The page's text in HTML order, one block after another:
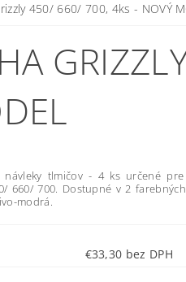
450/ 660/ 700, 4ks - NOVÝ
návleky tlmičov - 4 ks určené pre
660/ 700. Dostupné v 2
modrá.
€33,30 bez DPH